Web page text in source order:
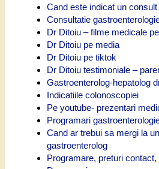
Cand este indicat un consult
Consultatie
Dr Ditoiu – filme medicale
Dr Ditoiu pe media
Dr Ditoiu pe tiktok
Dr Ditoiu testimoniale –
Gastroenterolog-hepatolog
Indicatiile colonoscopiei
Pe youtube- prezentari
Programari
Cand ar trebui sa mergi la
gastroenterolog
Programare, preturi